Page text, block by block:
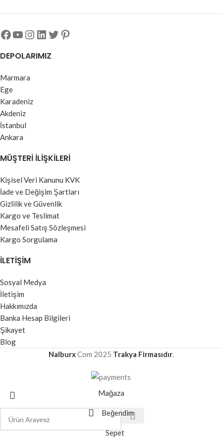
DEPOLARIMIZ
Marmara
Ege
Karadeniz
Akdeniz
İstanbul
Ankara
MÜŞTERI İLIŞKILERI
Kişisel Veri Kanunu KVK
İade ve Değişim Şartları
Gizlilik ve Güvenlik
Kargo ve Teslimat
Mesafeli Satış Sözleşmesi
Kargo Sorgulama
İLETIŞIM
Sosyal Medya
İletişim
Hakkımızda
Banka Hesap Bilgileri
Şikayet
Blog
NalburxCom 2025 Trakya Firmasıdır.
Mağaza
Beğendim
Sepet